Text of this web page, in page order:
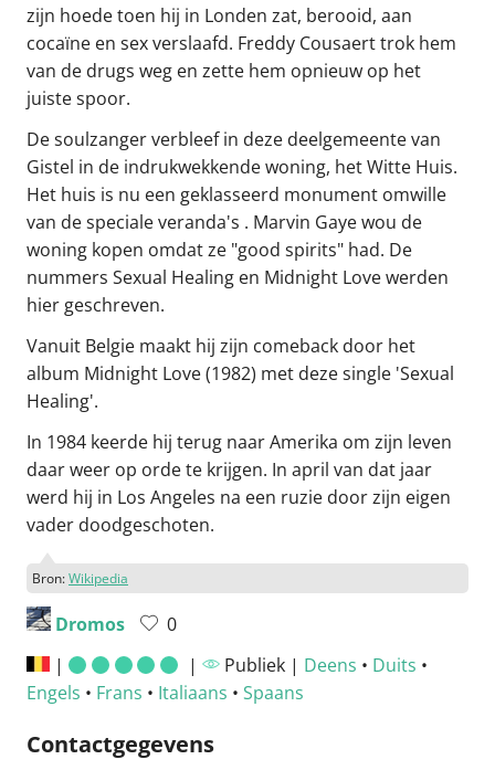
zijn hoede toen hij in Londen zat, berooid, aan
cocaïne en sex verslaafd. Freddy Cousaert trok hem
van de drugs weg en zette hem opnieuw op het
juiste spoor.
De soulzanger verbleef in deze deelgemeente van
Gistel in de indrukwekkende woning, het Witte Huis.
Het huis is nu een geklasseerd monument omwille
van de speciale veranda's . Marvin Gaye wou de
woning kopen omdat ze "good spirits" had. De
nummers Sexual Healing en Midnight Love werden
hier geschreven.
Vanuit Belgie maakt hij zijn comeback door het
album Midnight Love (1982) met deze single 'Sexual
Healing'.
In 1984 keerde hij terug naar Amerika om zijn leven
daar weer op orde te krijgen. In april van dat jaar
werd hij in Los Angeles na een ruzie door zijn eigen
vader doodgeschoten.
Bron:Wikipedia
Dromos
0
|
| Publiek | Deens • Duits •
Engels • Frans • Italiaans • Spaans
Contactgegevens